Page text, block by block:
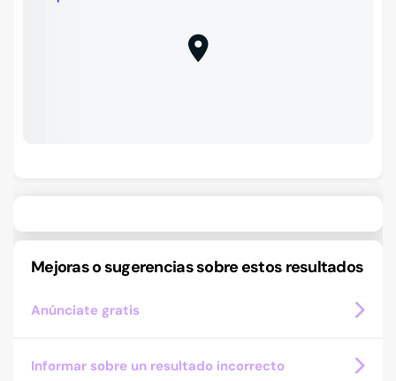
Mejoras o sugerencias sobre estos resultados
Anúnciate gratis
Informar sobre un resultado incorrecto